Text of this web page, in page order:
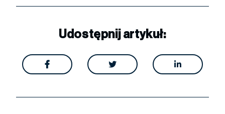
Udostępnij artykuł:
  